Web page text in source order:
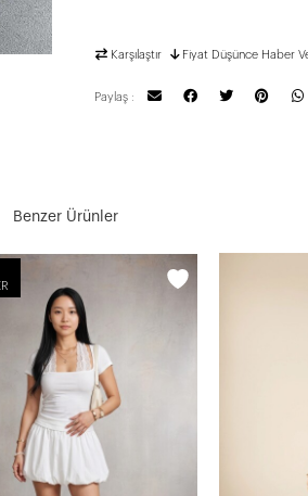
Karşılaştır Fiyat Düşünce Haber
Paylaş :
Benzer Ürünler